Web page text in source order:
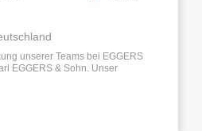
unserer Teams bei EGGERS
EGGERS & Sohn. Unser
warten auf Sie Führen der
und pflege
Umgang mit unseren